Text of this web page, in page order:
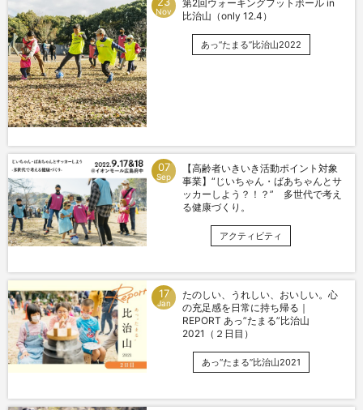
Nov
第2回ウォーキングフットボール in
比治山（only 12.4）
あっ“たまる”比治山2022
07
Sep
【高齢者いきいき活動ポイント対象
事業】“じいちゃん・ばあちゃんとサ
ッカーしよう？！？” 多世代で考え
る健康づくり。
アクティビティ
17
Jan
たのしい、うれしい、おいしい。心
の充足感を日常に持ち帰る｜
REPORT あっ”たまる”比治山
2021（２日目）
あっ“たまる”比治山2021